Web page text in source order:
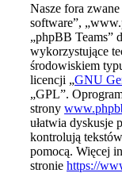
Nasze fora
software”,
„phpBB Teams”
wykorzystujące
środowiskiem
licencji „GNU
„GPL”.
strony
ułatwia dyskusje
kontrolują
pomocą. Więcej
stronie https://